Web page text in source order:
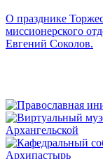
О празднике
миссионерского
Евгений Соколов.
Архипастырь